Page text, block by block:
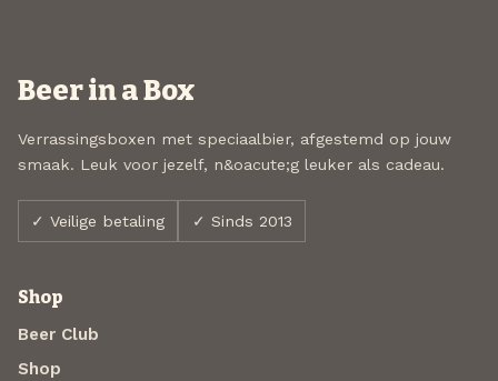
Beer in a Box
Verrassingsboxen met speciaalbier, afgestemd op jouw
smaak. Leuk voor jezelf, n&oacute;g leuker als cadeau.
✓ Veilige betaling ✓ Sinds 2013
Shop
Beer Club
Shop